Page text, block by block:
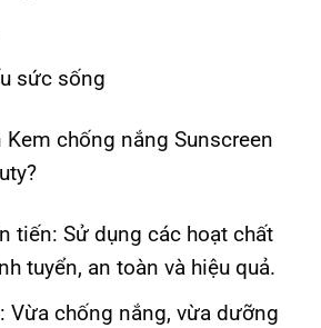
sức sống
chống nắng Sunscreen
tiến: Sử dụng các hoạt chất
tuyển, an toàn và hiệu quả.
Vừa chống nắng, vừa dưỡng